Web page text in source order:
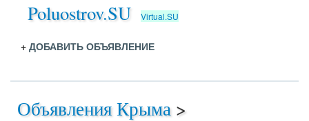
Poluostrov.SU Virtual.SU
+ ДОБАВИТЬ ОБЪЯВЛЕНИЕ
Объявления Крыма >